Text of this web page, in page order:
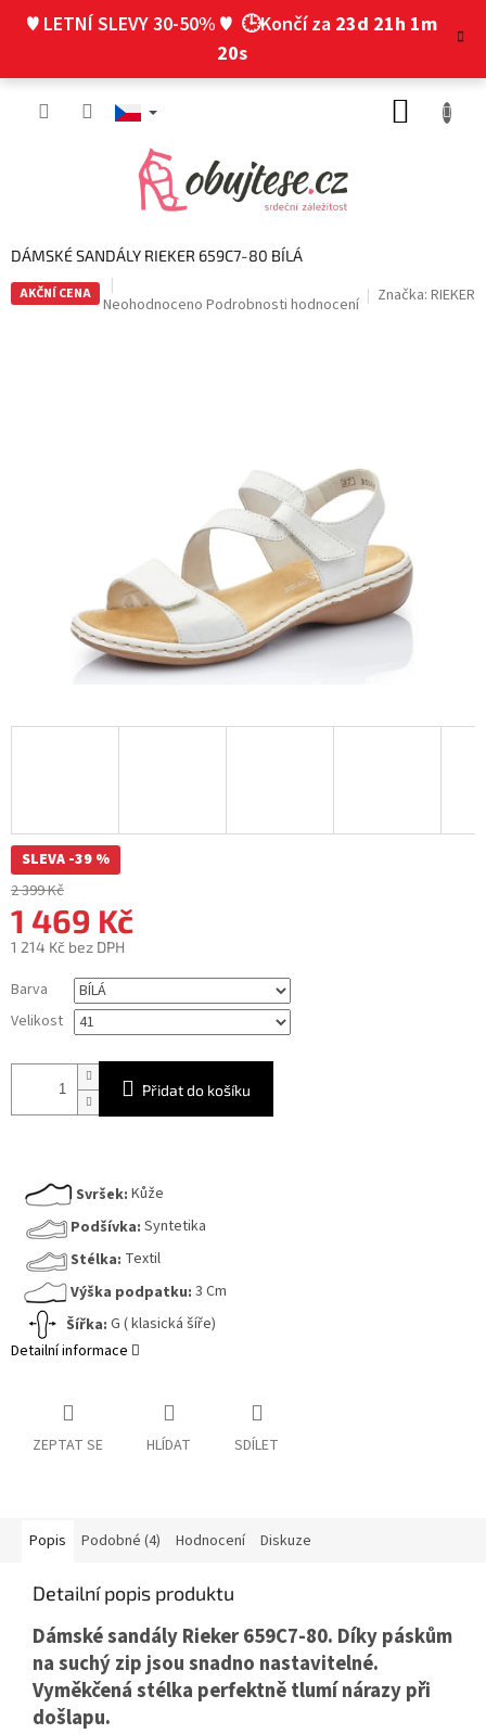
♥ LETNÍ SLEVY 30-50% ♥ 🕒Končí za 23d 21h 1m
19s
DÁMSKÉ SANDÁLY RIEKER 659C7-80 BÍLÁ
AKČNÍ CENA
Průměrné
Neohodnoceno Podrobnosti hodnocení Značka: RIEKER
SLEVA -39 %
2 399 Kč
1 469 Kč
1 214 Kč bez DPH
cena:
Barva
Velikost
Přidat do košíku
Svršek: Kůže
Podšívka: Syntetika
Stélka: Textil
Výška podpatku: 3 Cm
Šířka: G ( klasická šíře)
Detailní informace
ZEPTAT SE HLÍDAT SDÍLET
Popis Podobné (4) Hodnocení Diskuze
Detailní popis produktu
Dámské sandály Rieker 659C7-80. Díky páskům
na suchý zip jsou snadno nastavitelné.
Vyměkčená stélka perfektně tlumí nárazy při
došlapu.